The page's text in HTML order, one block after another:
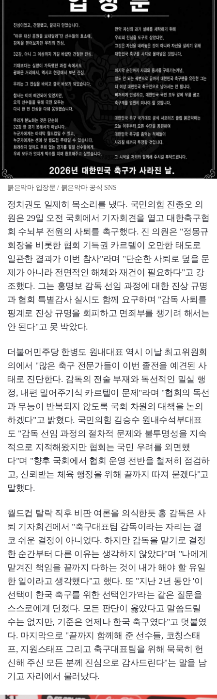
붉은악마 입장문 / 붉은악마 공식 SNS
정치권도 일제히 목소리를 냈다. 국민의힘 진종오 의
원은 29일 오전 국회에서 기자회견을 열고 대한축구협
회 수뇌부 전원의 사퇴를 촉구했다. 진 의원은 "정몽규
회장을 비롯한 협회 기득권 카르텔이 오만한 태도로
일관한 결과가 이번 참사"라며 "단순한 사퇴로 덮을 문
제가 아니라 전면적인 해체와 재건이 필요하다"고 강
조했다. 그는 홍명보 감독 선임 과정에 대한 진상 규명
과 협회 특별감사 실시도 함께 요구하며 "감독 사퇴를
핑계로 진상 규명을 회피하고 면죄부를 챙기려 해서는
안 된다"고 못 박았다.
더불어민주당 한병도 원내대표 역시 이날 최고위원회
의에서 "많은 축구 전문가들이 이번 졸전을 예견된 사
태로 진단한다. 감독의 전술 부재와 독선적인 밀실 행
정, 내편 밀어주기식 카르텔이 문제"라며 "협회의 독선
과 무능이 반복되지 않도록 국회 차원의 대책을 논의
하겠다"고 밝혔다. 국민의힘 김승수 원내수석부대표
도 "감독 선임 과정의 절차적 문제와 불투명성을 지속
적으로 지적해왔지만 협회는 국민 우려를 외면했
다"며 "향후 국회에서 협회 운영 전반을 철저히 점검하
고, 신뢰받는 체육 행정을 위해 끝까지 따져 묻겠다"고
말했다.
월드컵 탈락 직후 비판 여론을 의식한듯 홍 감독은 사
퇴 기자회견에서 "축구대표팀 감독이라는 자리는 결
코 쉬운 결정이 아니었다. 하지만 감독을 맡기로 결정
한 순간부터 다른 이유는 생각하지 않았다"며 "나에게
맡겨진 책임을 끝까지 다하는 것이 내가 해야 할 유일
한 일이라고 생각했다"고 했다. 또 "지난 2년 동안 '이
선택이 한국 축구를 위한 선택인가'라는 같은 질문을
스스로에게 던졌다. 모든 판단이 옳았다고 말씀드릴
수는 없지만, 기준은 언제나 한국 축구였다"고 덧붙였
다. 마지막으로 "끝까지 함께해 준 선수들, 코칭스태
프, 지원스태프 그리고 축구대표팀을 위해 묵묵히 헌
신해 주신 모든 분께 진심으로 감사드린다"는 말을 남
기고 자리에서 물러났다.